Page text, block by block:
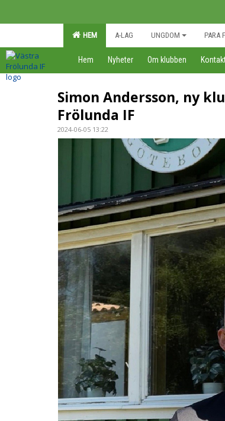
HEM A-LAG UNGDOM PARA
Hem Nyheter Om klubben
Simon Andersson, ny
Frölunda IF
2024-06-05 13:22